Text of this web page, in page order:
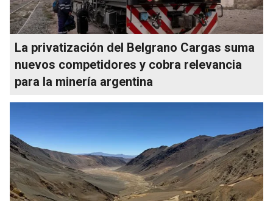
La privatización del Belgrano Cargas suma
nuevos competidores y cobra relevancia
para la minería argentina